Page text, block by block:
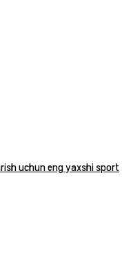
uchun eng yaxshi sport